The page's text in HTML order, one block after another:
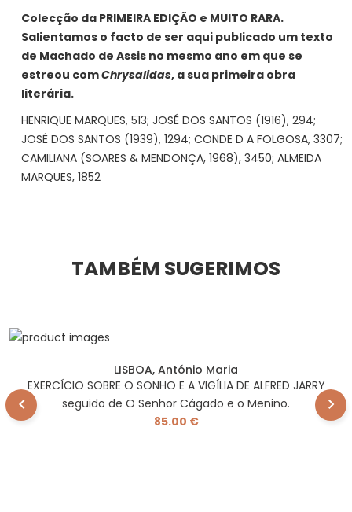
Colecção da PRIMEIRA EDIÇÃO e MUITO RARA.
Salientamos o facto de ser aqui publicado um texto
de Machado de Assis no mesmo ano em que se
estreou comChrysalidas, a sua primeira obra
literária.
HENRIQUE MARQUES, 513; JOSÉ DOS SANTOS (1916), 294;
JOSÉ DOS SANTOS (1939), 1294; CONDE D A FOLGOSA, 3307;
CAMILIANA (SOARES & MENDONÇA, 1968), 3450; ALMEIDA
MARQUES, 1852
TAMBÉM SUGERIMOS
LISBOA, António Maria
EXERCÍCIO SOBRE O SONHO E A VIGÍLIA DE ALFRED JARRY
seguido de O Senhor Cágado e o Menino.
85.00 €